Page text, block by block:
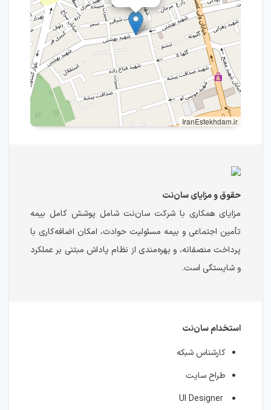
IranEstekhdam.ir
حقوق و مزایای سان‌نت
مزایای همکاری با شرکت سان‌نت شامل پوشش کامل بیمه
تأمین اجتماعی و بیمه مسئولیت حوادث، امکان اضافه‌کاری با
پرداخت منصفانه، و بهره‌مندی از نظام پاداش مبتنی بر عملکرد
و شایستگی است.
استخدام سان‌نت
کارشناس شبکه
طراح سایت